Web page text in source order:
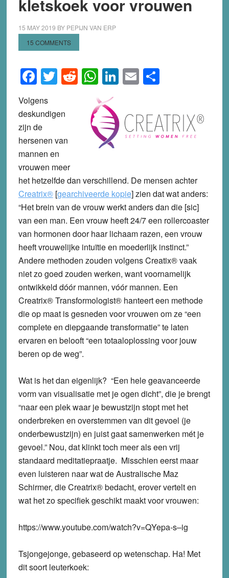
kletskoek voor vrouwen
15 MAY 2019 BY PEPIJN VAN ERP
15 COMMENTS
Facebook
Twitter
Reddit
WhatsApp
LinkedIn
EmailShare
Volgens
deskundigen
zijn de
hersenen van
mannen en
vrouwen meer
het hetzelfde dan verschillend. De mensen achter
Creatrix®[gearchiveerde kopie] zien dat wat anders:
“Het brein van de vrouw werkt anders dan die [sic]
van een man. Een vrouw heeft 24/7 een rollercoaster
van hormonen door haar lichaam razen, een vrouw
heeft vrouwelijke intuïtie en moederlijk instinct.”
Andere methoden zouden volgens Creatix® vaak
niet zo goed zouden werken, want voornamelijk
ontwikkeld dóór mannen, vóór mannen. Een
Creatrix® Transformologist® hanteert een methode
die op maat is gesneden voor vrouwen om ze “een
complete en diepgaande transformatie” te laten
ervaren en belooft “een totaaloplossing voor jouw
beren op de weg”.
Wat is het dan eigenlijk? “Een hele geavanceerde
vorm van visualisatie met je ogen dicht”, die je brengt
“naar een plek waar je bewustzijn stopt met het
onderbreken en overstemmen van dit gevoel (je
onderbewustzijn) en juist gaat samenwerken mét je
gevoel.” Nou, dat klinkt toch meer als een vrij
standaard meditatiepraatje. Misschien eerst maar
even luisteren naar wat de Australische Maz
Schirmer, die Creatrix® bedacht, erover vertelt en
wat het zo specifiek geschikt maakt voor vrouwen:
https://www.youtube.com/watch?v=QYepa-s–ig
Tsjongejonge, gebaseerd op wetenschap. Ha! Met
dit soort leuterkoek: